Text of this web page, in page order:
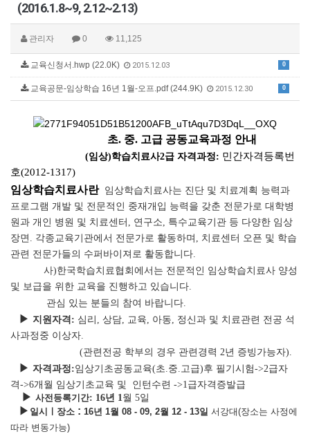
(2016.1.8~9, 2.12~2.13)
관리자 0 11,125
0
교육신청서.hwp (22.0K) 2015.12.03
0
교육공문-임상학습 16년 1월-오프.pdf (244.9K) 2015.12.30
초. 중. 고급 공동교육과정 안내
(임상)학습치료사2급 자격과정: 민간자격등록번
호(2012-1317)
임상학습치료사란 임상학습치료사는 진단 및 치료계획 능력과
프로그램 개발 및 전문적인 중재개입 능력을 갖춘 전문가로 대학병
원과 개인
병원 및 치료센터, 연구소, 특수교육기관 등 다양한 임상
장면. 각종교육기관에서 전문가로 활동하며, 치료센터 오픈 및 학습
관련 전문가들의 수퍼바이져로 활동합니다.
사)한국학습치료협회에서는 전문적인 임상학습치료사 양성
및 보급을 위한 교육을 진행하고 있습니다.
관심 있는 분들의 참여 바랍니다.
▶ 지원자격: 심리, 상담, 교육, 아동, 정신과 및 치료관련 전공 석
사과정중 이상자.
(관련전공 학부의 경우 관련경력 2년 증빙가능자).
▶ 자격과정:임상기초공동교육(초.중.고급)후 필기시험->2급자
격->6개월 임상기초교육 및
인턴수련 ->1급자격증발급
▶ 사전등록기간: 16년 1월 5일
▶ 일시ㅣ장소 : 16년 1월 08 - 09, 2월 12 - 13일 서강대(장소는 사정에
따라 변동가능)